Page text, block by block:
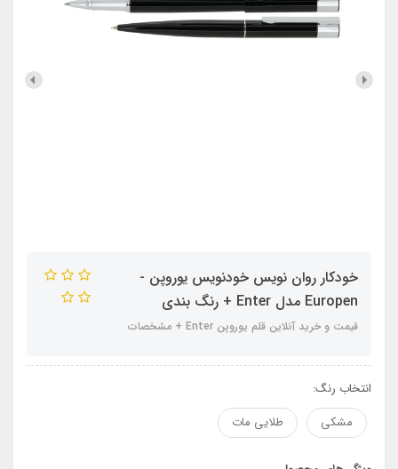
خودکار روان نویس خودنویس یوروپن -
Europen مدل Enter + رنگ بندی
قیمت و خرید آنلاین قلم یوروپن Enter + مشخصات
انتخاب رنگ:
مشکی
طلایی مات